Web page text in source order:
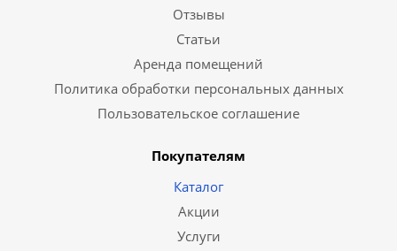
Отзывы
Статьи
Аренда помещений
Политика обработки персональных данных
Пользовательское соглашение
Покупателям
Каталог
Акции
Услуги